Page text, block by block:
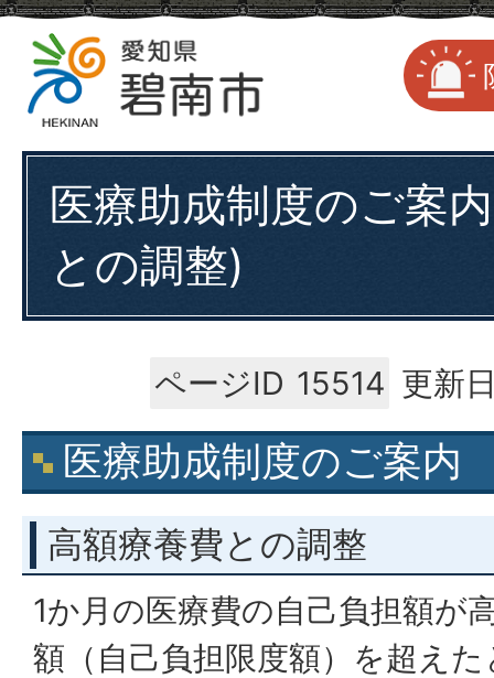
医療助成制度のご案
との調整)
ページID 15514 更新
医療助成制度のご案内
高額療養費との調整
1か月の医療費の自己負担額が
額（自己負担限度額）を超え